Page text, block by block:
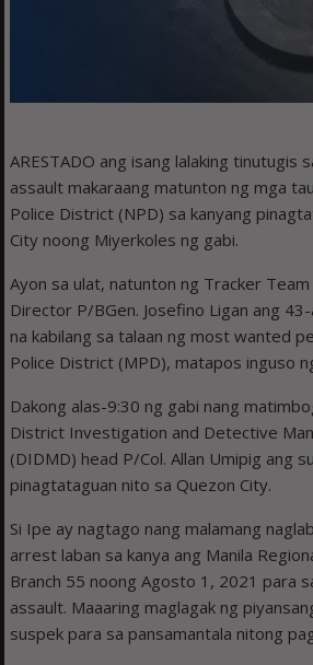
ARESTADO ang isang lalaking tinutugis
assault makaraang matunton ng mga
Police District (NPD) sa kanyang
City noong Miyerkoles ng gabi.
Ayon sa ulat, natunton ng Tracker
Director P/BGen. Josefino Ligan ang
na kabilang sa talaan ng most wanted
Police District (MPD), matapos inguso
Dakong alas-9:30 ng gabi nang
District Investigation and Detective
(DIDMD) head P/Col. Allan Umipig ang
pinagtataguan nito sa Quezon City.
Si Ipe ay nagtago nang malamang
arrest laban sa kanya ang Manila
Branch 55 noong Agosto 1, 2021 para
assault. Maaaring maglagak ng
suspek para sa pansamantala nitong